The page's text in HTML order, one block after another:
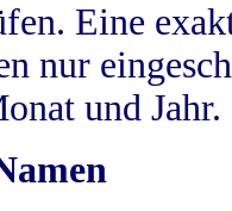
Eine
nur
und Jahr.